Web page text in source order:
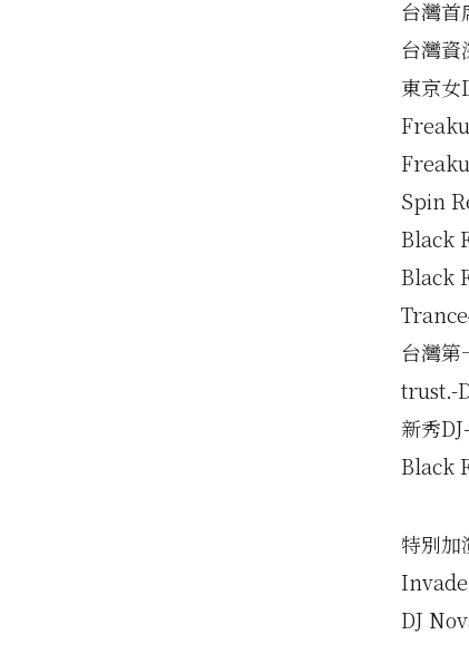
台灣首
台灣
東京
Spin
Black
Black
台灣
trust.-
新秀
Black
特別
DJ